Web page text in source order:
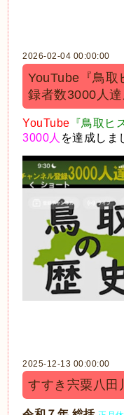
2026-02-04 00:00:00
YouTube『鳥取
録者数3000人達
YouTube 『鳥取ヒ
3000人 を達成しま
2025-12-13 00:00:00
すすき宍粟八田